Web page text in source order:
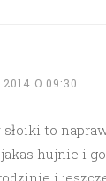
O 09:30
to
hujnie i